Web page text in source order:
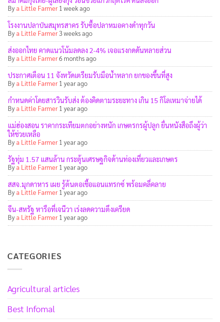
Bya Little Farmer 1 week ago
โรงงานปลาป่นสมุทรสาคร รับซื้อปลาหมอคางดำทุกวัน
Bya Little Farmer3 weeks ago
ส่งออกไทย คาดแนวโน้มลดลง 2-4% เจอแรงกดดันหลายส่วน
Bya Little Farmer6 months ago
ประกาศเตือน 11 จังหวัดเตรียมรับมือน้ำหลาก ยกของขึ้นที่สูง
Bya Little Farmer 1 year ago
กำหนดค่าโดยสารวินรับส่ง ต้องคิดตามระยะทาง เกิน 15 กิโลเหมาจ่ายได้
Bya Little Farmer 1 year ago
แม่ฮ่องสอน ราคากระเทียมตกอย่างหนัก เกษตรกรผู้ปลูก ยื่นหนังสือถึงผู้ว่า
ให้ช่วยเหลือ
Bya Little Farmer 1 year ago
รัฐทุ่ม 1.57 แสนล้าน กระตุ้นเศรษฐกิจด้านท่องเที่ยวและเกษตร
Bya Little Farmer 1 year ago
สสจ.มุกดาหาร เผย รู้ต้นตอเชื้อแอนแทรกซ์ พร้อมคลี่คลาย
Bya Little Farmer 1 year ago
จีน-สหรัฐ หารือที่เจนีวา เร่งลดความตึงเครียด
Bya Little Farmer 1 year ago
CATEGORIES
Agricultural articles
Best Infomal